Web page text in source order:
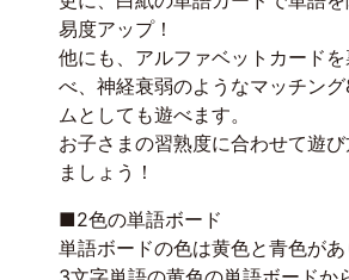
易度アップ！
他にも、アルファベットカード
べ、神経衰弱のようなマッチン
ムとしても遊べます。
お子さまの習熟度に合わせて遊
ましょう！
■2色の単語ボード
単語ボードの色は黄色と青色が